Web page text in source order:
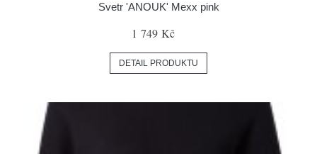
Svetr 'ANOUK' Mexx pink
1 749 Kč
DETAIL PRODUKTU